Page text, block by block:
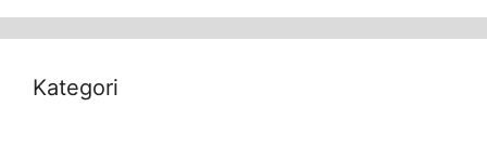
Kategori